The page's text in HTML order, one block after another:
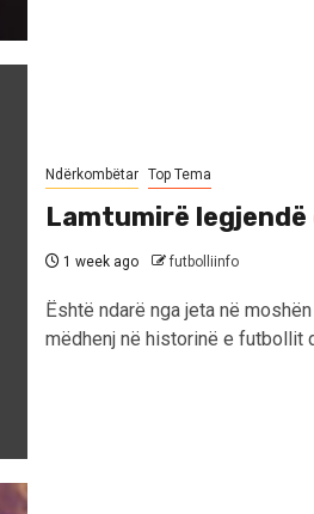
Ndërkombëtar Top Tema
Lamtumirë
1 week ago futbolliinfo
Është ndarë nga jeta në
mëdhenj në historinë e futbollit